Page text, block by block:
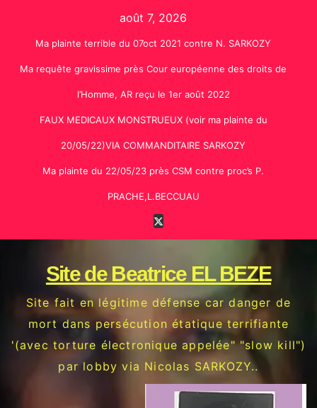
août 7, 2026
Ma plainte terrible du 07oct 2021 contre N. SARKOZY
Ma requête gravissime près Cour européenne des droits de
l’Homme, AR reçu le 1er août 2022
FAUX MEDICAUX MONSTRUEUX (voir ma plainte du
20/05/22)VIA COMMANDITAIRE SARKOZY
Ma plainte du 22/05/23 près CSM contre proc’s P.
PRACHE,L.BECCUAU
Site de Beatrice EL BEZE
Site fait en légitime défense car danger de
mort dans persécution étatique terrifiante
'(avec torture électronique appelée" "slow kill")
par lobby via Nicolas SARKOZY..